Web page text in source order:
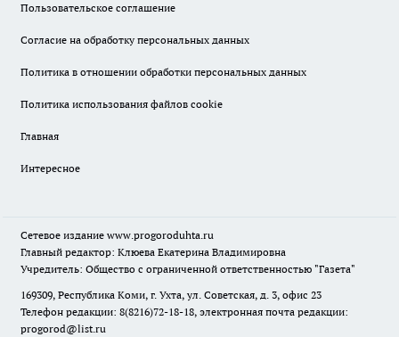
Пользовательское соглашение
Согласие на обработку персональных данных
Политика в отношении обработки персональных данных
Политика использования файлов cookie
Главная
Интересное
Сетевое издание www.progoroduhta.ru
Главный редактор: Клюева Екатерина Владимировна
Учредитель: Общество с ограниченной ответственностью "Газета"
169309, Республика Коми, г. Ухта, ул. Советская, д. 3, офис 23
Телефон редакции: 8(8216)72-18-18, электронная почта редакции:
progorod@list.ru